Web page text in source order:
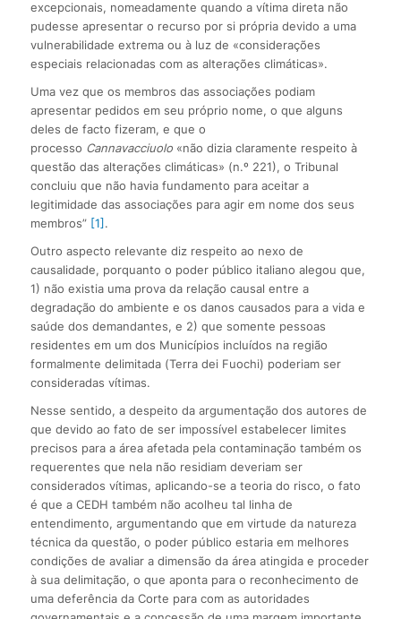
excepcionais, nomeadamente quando a vítima direta não
pudesse apresentar o recurso por si própria devido a uma
vulnerabilidade extrema ou à luz de «considerações
especiais relacionadas com as alterações climáticas».
Uma vez que os membros das associações podiam
apresentar pedidos em seu próprio nome, o que alguns
deles de facto fizeram, e que o
processo Cannavacciuolo«não dizia claramente respeito à
questão das alterações climáticas» (n.º 221), o Tribunal
concluiu que não havia fundamento para aceitar a
legitimidade das associações para agir em nome dos seus
membros” [1] .
Outro aspecto relevante diz respeito ao nexo de
causalidade, porquanto o poder público italiano alegou que,
1) não existia uma prova da relação causal entre a
degradação do ambiente e os danos causados para a vida e
saúde dos demandantes, e 2) que somente pessoas
residentes em um dos Municípios incluídos na região
formalmente delimitada (Terra dei Fuochi) poderiam ser
consideradas vítimas.
Nesse sentido, a despeito da argumentação dos autores de
que devido ao fato de ser impossível estabelecer limites
precisos para a área afetada pela contaminação também os
requerentes que nela não residiam deveriam ser
considerados vítimas, aplicando-se a teoria do risco, o fato
é que a CEDH também não acolheu tal linha de
entendimento, argumentando que em virtude da natureza
técnica da questão, o poder público estaria em melhores
condições de avaliar a dimensão da área atingida e proceder
à sua delimitação, o que aponta para o reconhecimento de
uma deferência da Corte para com as autoridades